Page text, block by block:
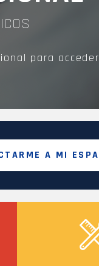
para
A MI